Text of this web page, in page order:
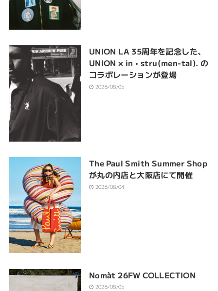
UNION LA 35周年を記念した、
UNION × in • stru(men-tal). の
コラボレーションが登場
2026/08/05
The Paul Smith Summer Shop
が丸の内店と大阪店にて開催
2026/08/04
Nomàt 26FW COLLECTION
2026/08/05